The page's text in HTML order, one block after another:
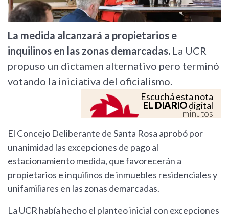
La medida alcanzará a propietarios e
inquilinos en las zonas demarcadas. La UCR
propuso un dictamen alternativo pero terminó
votando la iniciativa del oficialismo.
Escuchá esta nota
EL DIARIOdigital
minutos
El Concejo Deliberante de Santa Rosa aprobó por
unanimidad las excepciones de pago al
estacionamiento medida, que favorecerán a
propietarios e inquilinos de inmuebles residenciales y
unifamiliares en las zonas demarcadas.
La UCR había hecho el planteo inicial con excepciones